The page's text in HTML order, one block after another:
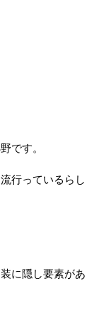
です。
行っているらし
に隠し要素があ